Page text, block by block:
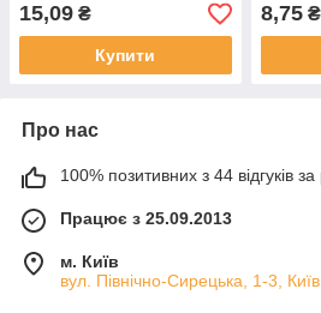
15,09 ₴
Купити
8,75₴
Про нас
100% позитивних з 44 відгуків за
Працює з 25.09.2013
м. Київ
вул. Північно-Сирецька, 1-3,